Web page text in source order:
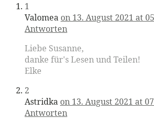
1
Valomea on 13. August 2021 at
Antworten
Liebe Susanne,
danke für's Lesen und Teilen!
Elke
2
Astridka on 13. August 2021 at
Antworten